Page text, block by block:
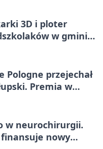
3D i ploter
w gminie
Pologne przejechał
Premia w
w neurochirurgii.
finansuje nowy